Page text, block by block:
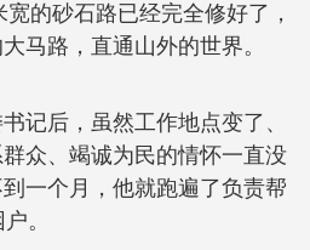
的砂石路已经完全修好了，
马路，直通山外的世界。
记后，虽然工作地点变了、
众、竭诚为民的情怀一直没
一个月，他就跑遍了负责帮
。